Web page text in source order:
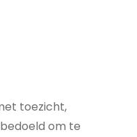
toezicht,
om te